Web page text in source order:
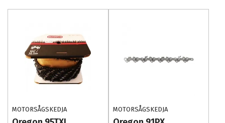
MOTORSÅGSKEDJA MOTORSÅGSKEDJA